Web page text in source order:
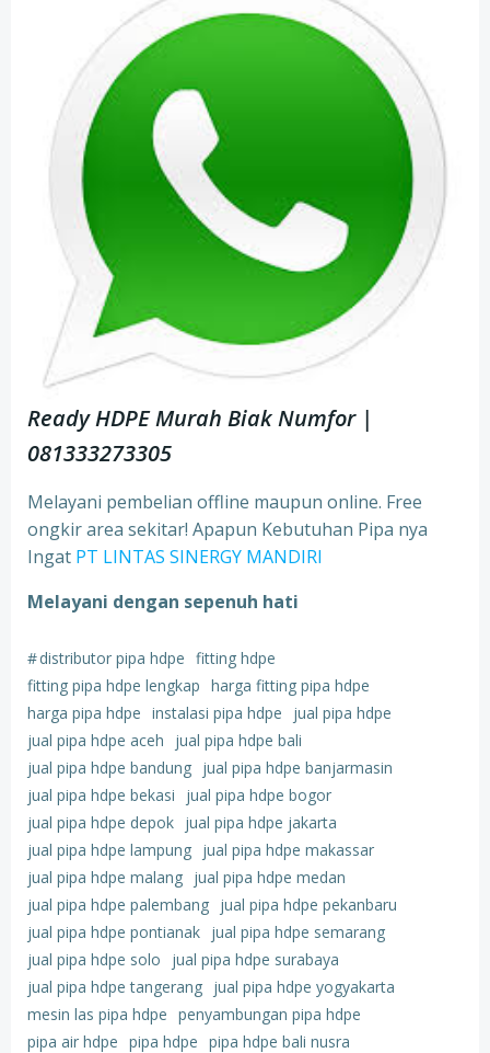
Ready HDPE Murah Biak Numfor|
081333273305
Melayani pembelian offline maupun online. Free
ongkir area sekitar! Apapun Kebutuhan Pipa nya
Ingat PT LINTAS SINERGY MANDIRI
Melayani dengan sepenuh hati
#distributor pipa hdpe fitting hdpe
fitting pipa hdpe lengkap harga fitting pipa hdpe
harga pipa hdpe instalasi pipa hdpe
jual pipa hdpe
jual pipa hdpe aceh
jual pipa hdpe bali
jual pipa hdpe bandung jual pipa hdpe banjarmasin
jual pipa hdpe bekasi
jual pipa hdpe bogor
jual pipa hdpe depok jual pipa hdpe jakarta
jual pipa hdpe lampung jual pipa hdpe makassar
jual pipa hdpe malang jual pipa hdpe medan
jual pipa hdpe palembang jual pipa hdpe pekanbaru
jual pipa hdpe pontianak jual pipa hdpe semarang
jual pipa hdpe solo
jual pipa hdpe surabaya
jual pipa hdpe tangerang jual pipa hdpe yogyakarta
mesin las pipa hdpe penyambungan pipa hdpe
pipa air hdpe pipa hdpe pipa hdpe bali nusra